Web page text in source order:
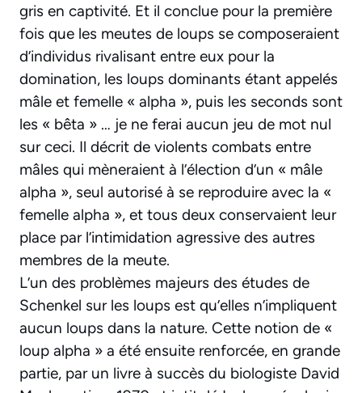
gris en captivité. Et il conclue pour la première
fois que les meutes de loups se composeraient
d’individus rivalisant entre eux pour la
domination, les loups dominants étant appelés
mâle et femelle « alpha », puis les seconds sont
les « bêta » … je ne ferai aucun jeu de mot nul
sur ceci. Il décrit de violents combats entre
mâles qui mèneraient à l’élection d’un « mâle
alpha », seul autorisé à se reproduire avec la «
femelle alpha », et tous deux conservaient leur
place par l’intimidation agressive des autres
membres de la meute.
L’un des problèmes majeurs des études de
Schenkel sur les loups est qu’elles n’impliquent
aucun loups dans la nature. Cette notion de «
loup alpha » a été ensuite renforcée, en grande
partie, par un livre à succès du biologiste David